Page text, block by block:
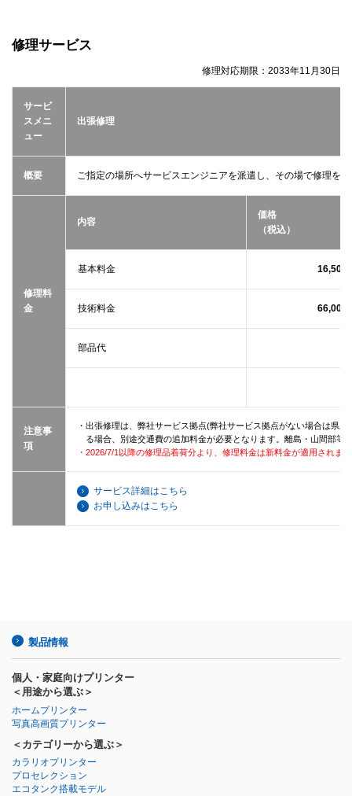
修理サービス
修理対応期限： 2033年11月30日
サービ
スメニ
ュー
出張修理
概要 ご指定の場所へサービスエンジニアを派遣し、その場で修理を
修理料
金
内容
価格
（税込）
基本料金 16,500
技術料金 66,000
部品代
注意事
項
・出張修理は、弊社サービス拠点(弊社サービス拠点がない場合は県
る場合、別途交通費の追加料金が必要となります。離島・山間部等
・2026/7/1以降の修理品着荷分より、修理料金は新料金が適用されま
サービス詳細はこちら
お申し込みはこちら
製品情報
個人・家庭向けプリンター
＜用途から選ぶ＞
ホームプリンター
写真高画質プリンター
＜カテゴリーから選ぶ＞
カラリオプリンター
プロセレクション
エコタンク搭載モデル